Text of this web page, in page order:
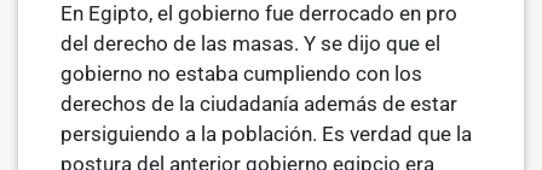
En Egipto, el gobierno fue derrocado en pro
del derecho de las masas. Y se dijo que el
gobierno no estaba cumpliendo con los
derechos de la ciudadanía además de estar
persiguiendo a la población. Es verdad que la
postura del anterior gobierno egipcio era